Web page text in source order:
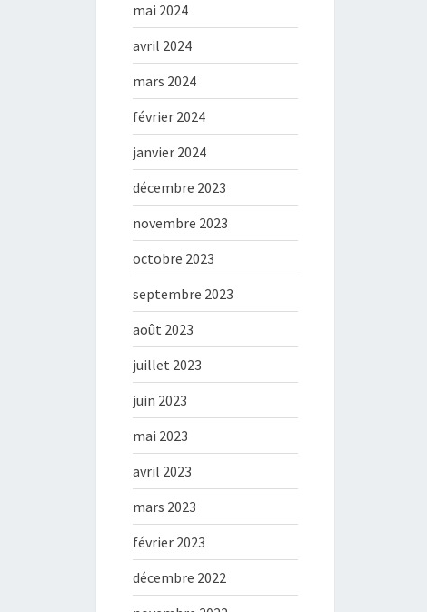
mai 2024
avril 2024
mars 2024
février 2024
janvier 2024
décembre 2023
novembre 2023
octobre 2023
septembre 2023
août 2023
juillet 2023
juin 2023
mai 2023
avril 2023
mars 2023
février 2023
décembre 2022